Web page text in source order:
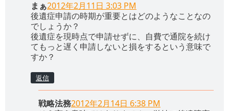
まぁ2012年2月11日 3:03 PM
後遺症申請の時期が重要とはどのようなことなの
でしょうか？
後遺症を現時点で申請せずに、自費で通院を続け
てもっと遅く申請しないと損をするという意味で
すか？
返信
戦略法務2012年2月14日 6:38 PM